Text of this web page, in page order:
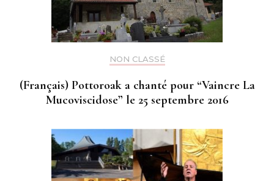
NON CLASSÉ
(Français) Pottoroak a chanté pour “Vaincre La
Mucoviscidose” le 25 septembre 2016